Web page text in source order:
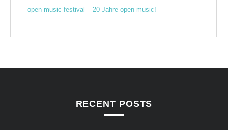
open music festival – 20 Jahre open music!
RECENT POSTS